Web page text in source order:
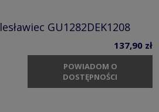
GU1282DEK1208
137,90 zł
POWIADOM O
DOSTĘPNOŚCI